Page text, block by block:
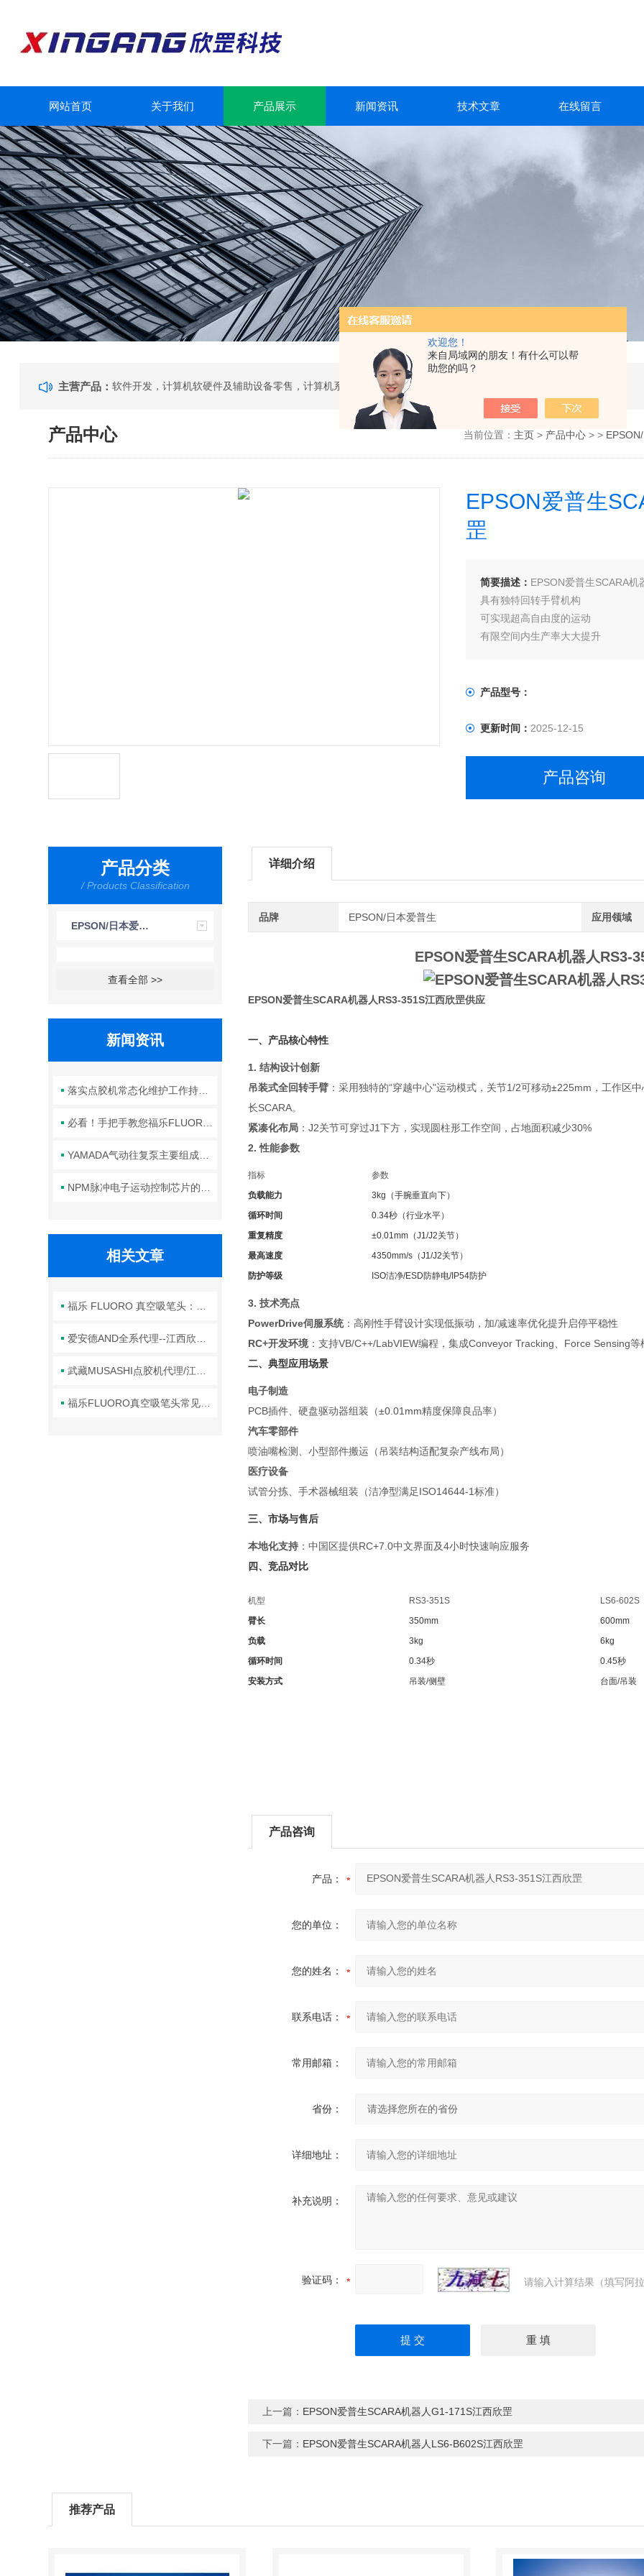
欢迎您！
来自局域网的朋友！有什么可以帮
助您的吗？
网站首页 关于我们 产品展示 新闻资讯 技术文章 在线留言
主营产品：
产品中心 当前位置： 主页> 产品中心> >
EPSON爱普生
罡
简要描述： EPSON爱普生SCARA
具有独特回转手臂机构
可实现超高自由度的运动
有限空间内生产率大大提升
产品型号：
更新时间： 2025-12-15
产品咨询
产品分类
/ Products Classification
EPSON/日本爱普生
查看全部 >>
新闻资讯
相关文章
详细介绍
品牌 EPSON/日本爱普生 应用领域
EPSON爱普生SCARA机器人RS3-
EPSON爱普生SCARA机器人RS3-351S江西欣罡供应
一、产品核心特性
1. 结构设计创新
吊装式全回转手臂 ：采用独特的“穿越中心"运动模式，关节1/2可移动±225mm，工作
长SCARA。
紧凑化布局 ：J2关节可穿过J1下方，实现圆柱形工作空间，占地面积减少30%
2. 性能参数
指标
参数
负载能力
3kg（手腕垂直向下）
循环时间
0.34秒（行业水平）
重复精度
±0.01mm（J1/J2关节）
最高速度
4350mm/s（J1/J2关节）
防护等级
ISO洁净/ESD防静电/IP54防护
3. 技术亮点
PowerDrive伺服系统：高刚性手臂设计实现低振动，加/减速率优化提升启停平稳性
RC+开发环境 ：支持VB/C++/LabVIEW编程，集成Conveyor Tracking、Force Sensing等
二、典型应用场景
电子制造
PCB插件、硬盘驱动器组装（±0.01mm精度保障良品率）
汽车零部件
喷油嘴检测、小型部件搬运（吊装结构适配复杂产线布局）
医疗设备
试管分拣、手术器械组装（洁净型满足ISO14644-1标准）
三、市场与售后
本地化支持 ：中国区提供RC+7.0中文界面及4小时快速响应服务
四、竞品对比
机型 RS3-351S
LS6-602S
臂长
350mm
600mm
负载
3kg
6kg
循环时间
0.34秒
0.45秒
安装方式
吊装/侧壁 台面/吊装
产品咨询
产品：
您的单位：
您的姓名：
联系电话：
常用邮箱：
省份：
详细地址：
补充说明：
验证码： 请输入计算结果（填写阿
上一篇： EPSON爱普生SCARA机器人G1-171S江西欣罡
下一篇： EPSON爱普生SCARA机器人LS6-B602S江西欣罡
推荐产品